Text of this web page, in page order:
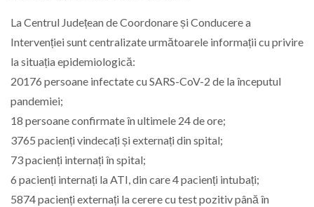
La Centrul Județean de Coordonare și Conducere a
Intervenției sunt centralizate următoarele informații cu privire
la situația epidemiologică:
20176 persoane infectate cu SARS-CoV-2 de la începutul
pandemiei;
18 persoane confirmate în ultimele 24 de ore;
3765 pacienți vindecați și externați din spital;
73 pacienți internați în spital;
6 pacienți internați la ATI, din care 4 pacienți intubați;
5874 pacienți externați la cerere cu test pozitiv până în